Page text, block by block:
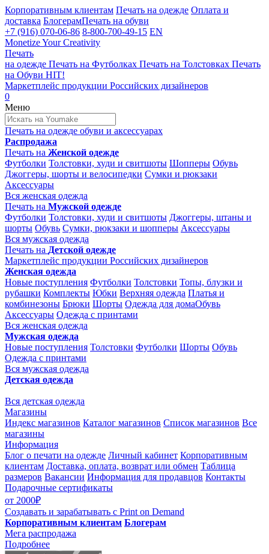
Корпоративным клиентам Печать на одежде Оплата и
доставка БлогерамПечать на обуви
+7 (916) 070-06-86 8-800-700-49-15 EN
Monetize Your Creativity
Печать
на одежде Печать на Футболках Печать на Толстовках Печать
на Обуви HIT!
Маркетплейс продукции Российских дизайнеров
0
Меню
Печать на одежде обуви и аксессуарах
Распродажа
Печать на Женской одежде
Футболки Толстовки, худи и свитшоты Шопперы Обувь
Джоггеры, шорты и велосипедки Сумки и рюкзаки
Аксессуары
Вся женская одежда
Печать на Мужской одежде
Футболки Толстовки, худи и свитшоты Джоггеры, штаны и
шорты Обувь Сумки, рюкзаки и шопперы Аксессуары
Вся мужская одежда
Печать на Детской одежде
Маркетплейс продукции Российских дизайнеров
Женская одежда
Новые поступления Футболки Толстовки Топы, блузки и
рубашки Комплекты Юбки Верхняя одежда Платья и
комбинезоны Брюки Шорты Одежда для домаОбувь
Аксессуары Одежда с принтами
Вся женская одежда
Мужская одежда
Новые поступления Толстовки Футболки Шорты Обувь
Одежда с принтами
Вся мужская одежда
Детская одежда
Вся детская одежда
Магазины
Индекс магазинов Каталог магазинов Список магазинов Все
магазины
Информация
Блог о печати на одежде Личный кабинет Корпоративным
клиентам Доставка, оплата, возврат или обмен Таблица
размеров Вакансии Информация для продавцов Контакты
Подарочные сертификаты
от 2000₽
Создавать и зарабатывать с Print on Demand
Корпоративным клиентам Блогерам
Мега распродажа
Подробнее